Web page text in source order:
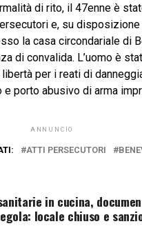
di rito, il 47enne è
e, su disposizione
la casa circondariale di
di convalida. L’uomo è
per i reati di
porto abusivo di arma
ANNUNCIO
ATTI PERSECUTORI
in cucina,
locale chiuso e